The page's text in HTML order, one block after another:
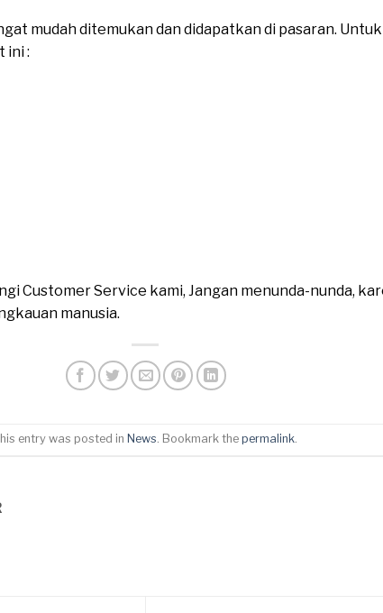
mudah ditemukan dan didapatkan di pasaran.
ini :
Customer Service kami, Jangan menunda-nunda,
manusia.
entry was posted in News. Bookmark the permalink.